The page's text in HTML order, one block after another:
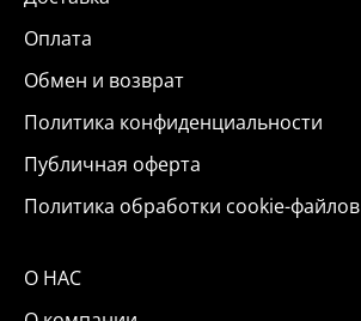
Оплата
Обмен и возврат
Политика конфиденциальности
Публичная оферта
Политика обработки cookie-файлов
О НАС